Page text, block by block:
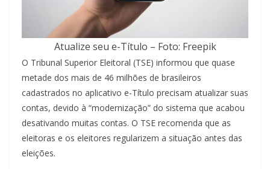
Atualize seu e-Título – Foto: Freepik
O Tribunal Superior Eleitoral (TSE) informou que quase
metade dos mais de 46 milhões de brasileiros
cadastrados no aplicativo e-Título precisam atualizar suas
contas, devido à “modernização” do sistema que acabou
desativando muitas contas. O TSE recomenda que as
eleitoras e os eleitores regularizem a situação antes das
eleições.